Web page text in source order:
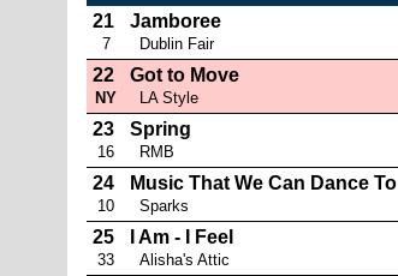
21
7
Jamboree
Dublin Fair
22
NY
Got to Move
LA Style
23
16
Spring
RMB
24
10
Music That We Can Dance To
Sparks
25
33
I Am - I Feel
Alisha's Attic